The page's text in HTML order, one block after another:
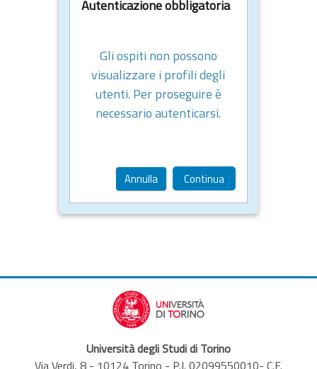
Autenticazione obbligatoria
Gli ospiti non possono
visualizzare i profili degli
utenti. Per proseguire è
necessario autenticarsi.
Annulla Continua
Università degli Studi di Torino
Via Verdi, 8 - 10124 Torino - P.I. 02099550010- C.F.